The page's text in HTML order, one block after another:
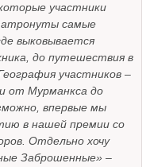
участники
самые
выковывается
до путешествия в
участников –
от Мурманкса до
впервые мы
в нашей премии со
Отдельно хочу
Заброшенные» –